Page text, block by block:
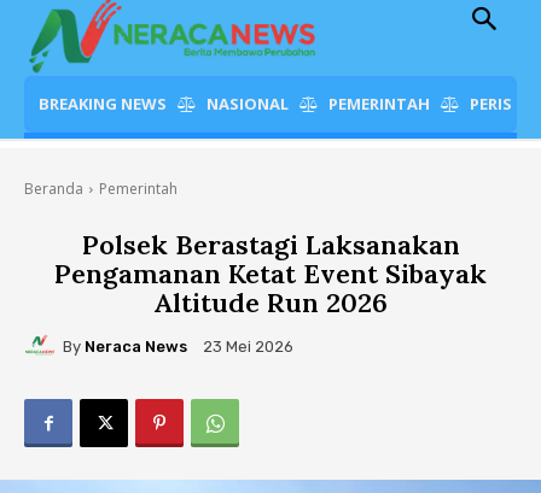
BREAKING NEWS NASIONAL PEMERINTAH
Beranda Pemerintah
Polsek Berastagi Laksanakan
Pengamanan Ketat Event Sibayak
Altitude Run 2026
By Neraca News 23 Mei 2026